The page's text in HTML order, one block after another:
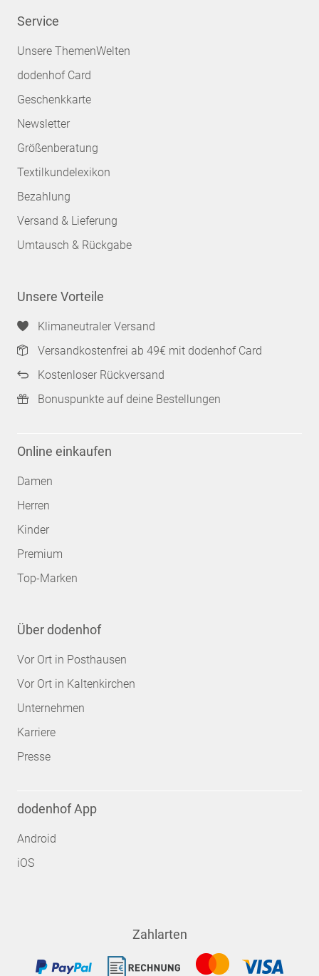
Service
Unsere ThemenWelten
dodenhof Card
Geschenkkarte
Newsletter
Größenberatung
Textilkundelexikon
Bezahlung
Versand & Lieferung
Umtausch & Rückgabe
Unsere Vorteile
Klimaneutraler Versand
Versandkostenfrei ab 49€ mit dodenhof Card
Kostenloser Rückversand
Bonuspunkte auf deine Bestellungen
Online einkaufen
Damen
Herren
Kinder
Premium
Top-Marken
Über dodenhof
Vor Ort in Posthausen
Vor Ort in Kaltenkirchen
Unternehmen
Karriere
Presse
dodenhof App
Android
iOS
Zahlarten